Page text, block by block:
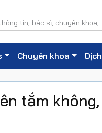
Chuyên khoa
tắm